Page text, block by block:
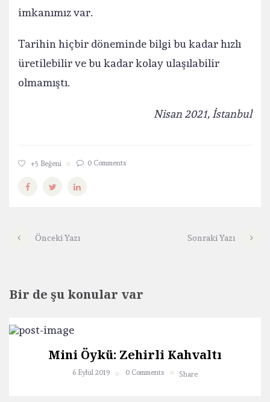
imkanımız var.
Tarihin hiçbir döneminde bilgi bu kadar hızlı
üretilebilir ve bu kadar kolay ulaşılabilir
olmamıştı.
Nisan 2021, İstanbul
+5 Beğeni 0 Comments
Önceki Yazı Sonraki Yazı
Bir de şu konular var
Mini Öykü: Zehirli Kahvaltı
6 Eylül 2019 0 Comments Share